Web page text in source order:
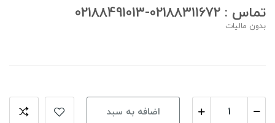
تماس : 02188311672-02188491013
بدون مالیات
اضافه به سبد